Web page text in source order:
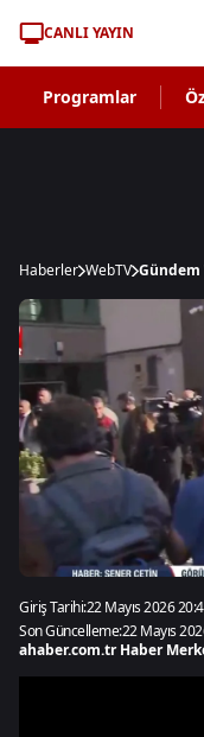
CANLI YAYIN
Programlar
Haberler WebTV Gündem
Giriş Tarihi:22 Mayıs 2026
Son Güncelleme:22 Mayıs
ahaber.com.tr Haber